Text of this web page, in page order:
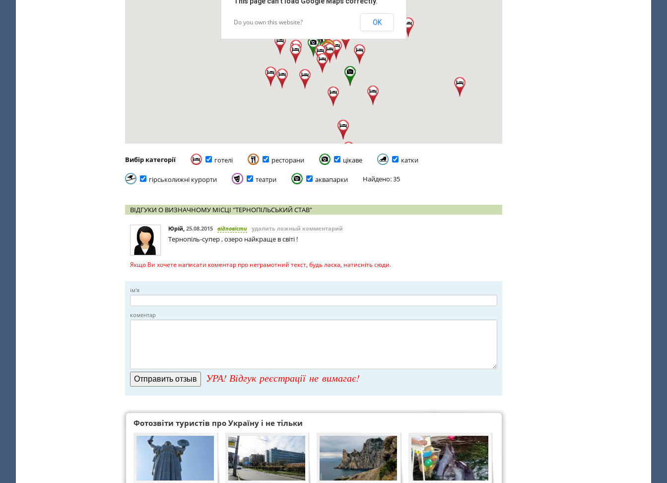
Do you own this website? OK
Вибір категорії готелі ресторани цікаве катки
гірськолижні курорти театри аквапарки Найдено: 35
ВІДГУКИ О ВИЗНАЧНОМУ МІСЦІ "ТЕРНОПІЛЬСЬКИЙ СТАВ"
Юрій, 25.08.2015 відповісти удалить ложный комментарий
Тернопіль-супер , озеро найкраще в світі !
Якщо Ви хочете написати коментар про неграмотний текст, будь ласка, натисніть сюди.
ім'я
коментар
УРА! Відгук реєстрації не вимагає!
Фотозвіти туристів про Україну і не тільки